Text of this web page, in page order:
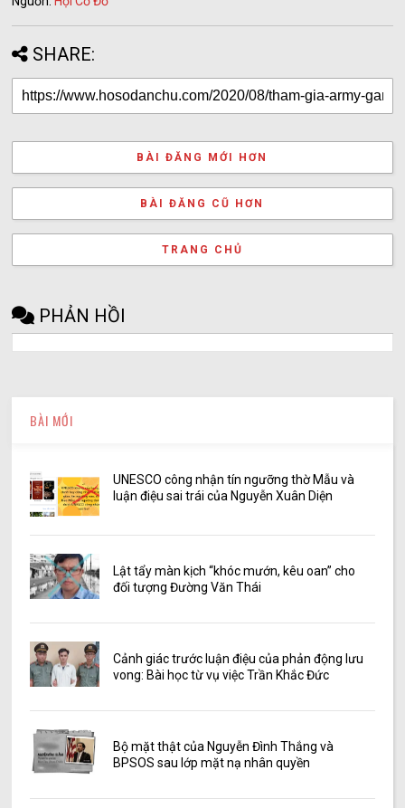
SHARE:
BÀI ĐĂNG MỚI HƠN
BÀI ĐĂNG CŨ HƠN
TRANG CHỦ
PHẢN HỒI
BÀI MỚI
UNESCO công nhận tín ngưỡng thờ Mẫu và
luận điệu sai trái của Nguyễn Xuân Diện
Lật tẩy màn kịch “khóc mướn, kêu oan” cho
đối tượng Đường Văn Thái
Cảnh giác trước luận điệu của phản động lưu
vong: Bài học từ vụ việc Trần Khắc Đức
Bộ mặt thật của Nguyễn Đình Thắng và
BPSOS sau lớp mặt nạ nhân quyền